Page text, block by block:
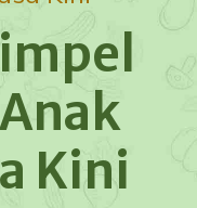
Kini